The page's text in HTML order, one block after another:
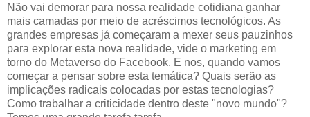
Não vai demorar para nossa realidade cotidiana ganhar
mais camadas por meio de acréscimos tecnológicos. As
grandes empresas já começaram a mexer seus pauzinhos
para explorar esta nova realidade, vide o marketing em
torno do Metaverso do Facebook. E nos, quando vamos
começar a pensar sobre esta temática? Quais serão as
implicações radicais colocadas por estas tecnologias?
Como trabalhar a criticidade dentro deste "novo mundo"?